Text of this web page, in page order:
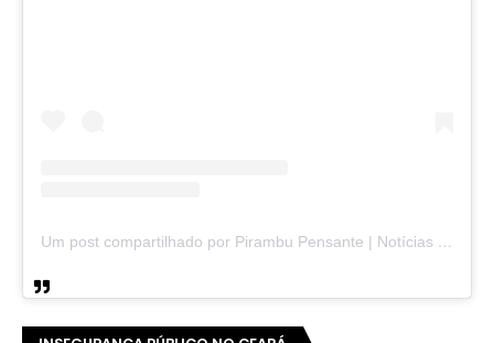
Um post compartilhado por Pirambu Pensante | Notícias & Entretenimento (@pirambupensante)